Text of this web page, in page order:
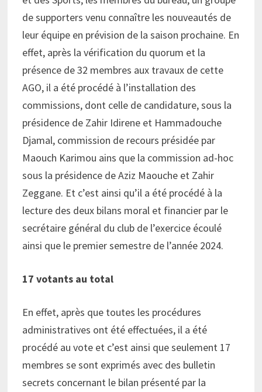
de supporters venu connaître les nouveautés de
leur équipe en prévision de la saison prochaine. En
effet, après la vérification du quorum et la
présence de 32 membres aux travaux de cette
AGO, il a été procédé à l’installation des
commissions, dont celle de candidature, sous la
présidence de Zahir Idirene et Hammadouche
Djamal, commission de recours présidée par
Maouch Karimou ains que la commission ad-hoc
sous la présidence de Aziz Maouche et Zahir
Zeggane. Et c’est ainsi qu’il a été procédé à la
lecture des deux bilans moral et financier par le
secrétaire général du club de l’exercice écoulé
ainsi que le premier semestre de l’année 2024.
17 votants au total
En effet, après que toutes les procédures
administratives ont été effectuées, il a été
procédé au vote et c’est ainsi que seulement 17
membres se sont exprimés avec des bulletin
secrets concernant le bilan présenté par la